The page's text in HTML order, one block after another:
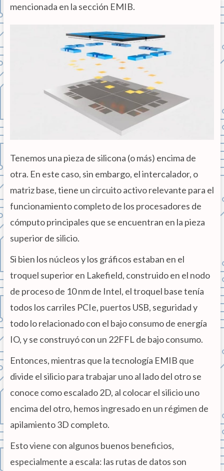
mencionada en la sección EMIB.
Tenemos una pieza de silicona (o más) encima de
otra. En este caso, sin embargo, el intercalador, o
matriz base, tiene un circuito activo relevante para el
funcionamiento completo de los procesadores de
cómputo principales que se encuentran en la pieza
superior de silicio.
Si bien los núcleos y los gráficos estaban en el
troquel superior en Lakefield, construido en el nodo
de proceso de 10 nm de Intel, el troquel base tenía
todos los carriles PCIe, puertos USB, seguridad y
todo lo relacionado con el bajo consumo de energía
IO, y se construyó con un 22FFL de bajo consumo.
Entonces, mientras que la tecnología EMIB que
divide el silicio para trabajar uno al lado del otro se
conoce como escalado 2D, al colocar el silicio uno
encima del otro, hemos ingresado en un régimen de
apilamiento 3D completo.
Esto viene con algunos buenos beneficios,
especialmente a escala: las rutas de datos son